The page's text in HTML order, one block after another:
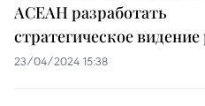
АСЕАН разработать
стратегическое
23/04/2024 15:38